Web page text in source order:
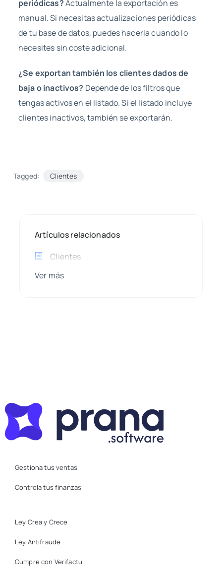
periódicas?Actualmente la exportación es
manual. Si necesitas actualizaciones periódicas
de tu base de datos, puedes hacerla cuando lo
necesites sin coste adicional.
¿Se exportan también los clientes dados de
baja o inactivos? Depende de los filtros que
tengas activos en el listado. Si el listado incluye
clientes inactivos, también se exportarán.
Tagged: Clientes
Artículos relacionados
Clientes
Ver más
Gestiona tus ventas
Controla tus finanzas
Ley Crea y Crece
Ley Antifraude
Cumpre con Verifactu